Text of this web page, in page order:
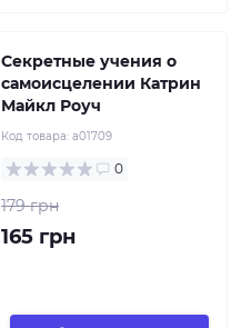
Секретные учения о
самоисцелении Катрин
Майкл Роуч
Код товара: а01709
0
179 грн
165 грн